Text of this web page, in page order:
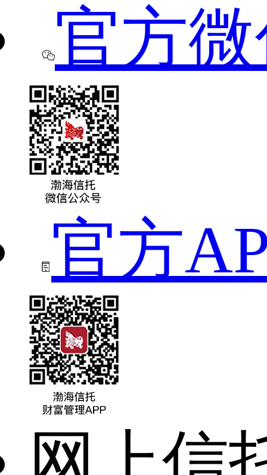
官方
官方